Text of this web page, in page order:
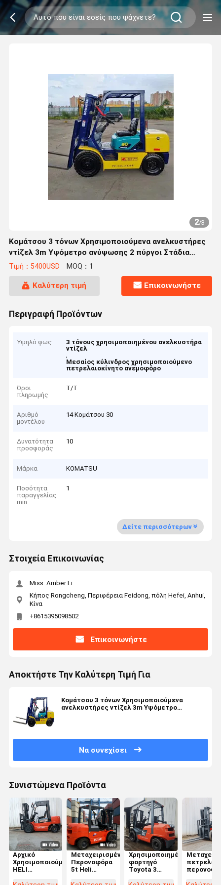
2/3
Κομάτσου 3 τόνων Χρησιμοποιούμενα ανελκυστήρες
ντίζελ 3m Υψόμετρο ανύψωσης 2 πύργοι Στάδια
Μέσος κύλινδρος
Τιμή：5400USD MOQ：1
Καλύτερη τιμή Επικοινωνήστε
Περιγραφή Προϊόντων
Υψηλό φως
3 τόνους χρησιμοποιημένου ανελκυστήρα
ντίζελ
,
Μεσαίος κύλινδρος χρησιμοποιούμενο
πετρελαιοκίνητο ανεμοφόρο
Όροι
πληρωμής
Τ/Τ
Αριθμό
μοντέλου
14 Κομάτσου 30
Δυνατότητα
προσφοράς
10
Μάρκα KOMATSU
Ποσότητα
παραγγελίας
min
1
Δείτε περισσότερων
Στοιχεία Επικοινωνίας
Miss. Amber Li
Κήπος Rongcheng, Περιφέρεια Feidong, πόλη Hefei, Anhui,
Κίνα
+8615395098502
Επικοινωνήστε
Αποκτήστε Την Καλύτερη Τιμή Για
Κομάτσου 3 τόνων Χρησιμοποιούμενα
ανελκυστήρες ντίζελ 3m Υψόμετρο
Να συνεχίσει
Συνιστώμενα Προϊόντα
Αρχικό
Χρησιμοποιούμενο
HELI
Μεταχειρισμένα
Περονοφόρα
5t Heli
Χρησιμοποιημένο
φορτηγό
Toyota 3